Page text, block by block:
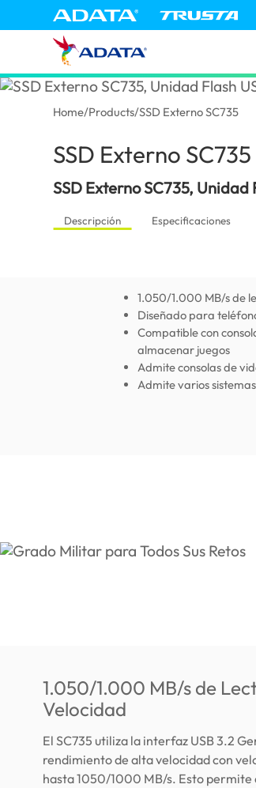
Home/Products/SSD Externo SC735
SSD Externo SC735
SSD Externo SC735,
Descripción Especificaciones
1.050/1.000 MB/s de
Diseñado para
Compatible con
almacenar juegos
Admite consolas de
Admite varios
1.050/1.000 MB/s de
Velocidad
El SC735 utiliza la interfaz USB 3.2
rendimiento de alta velocidad con
hasta 1050/1000 MB/s. Esto permite